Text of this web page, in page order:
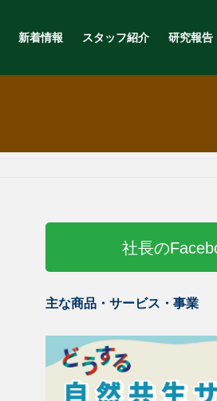
新着情報 スタッフ紹介 研究報告
社長の
主な商品・サービス・事業